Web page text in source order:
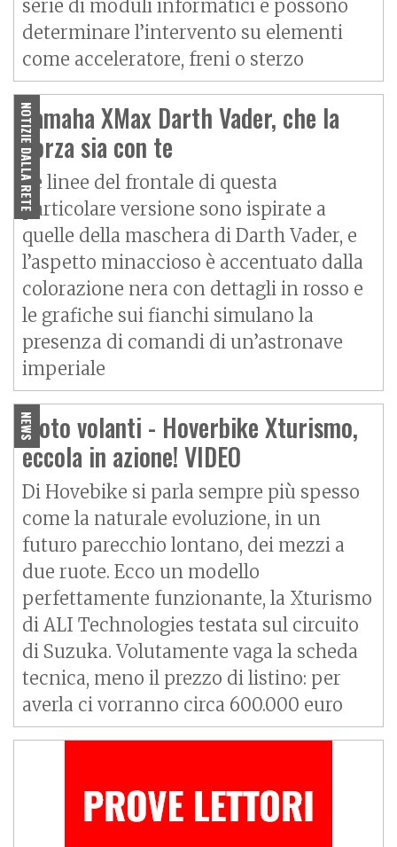
serie di moduli informatici e possono
determinare l’intervento su elementi
come acceleratore, freni o sterzo
NOTIZIE DALLA RETE
Yamaha XMax Darth Vader, che la
Forza sia con te
Le linee del frontale di questa
particolare versione sono ispirate a
quelle della maschera di Darth Vader, e
l’aspetto minaccioso è accentuato dalla
colorazione nera con dettagli in rosso e
le grafiche sui fianchi simulano la
presenza di comandi di un’astronave
imperiale
NEWS
Moto volanti - Hoverbike Xturismo,
eccola in azione! VIDEO
Di Hovebike si parla sempre più spesso
come la naturale evoluzione, in un
futuro parecchio lontano, dei mezzi a
due ruote. Ecco un modello
perfettamente funzionante, la Xturismo
di ALI Technologies testata sul circuito
di Suzuka. Volutamente vaga la scheda
tecnica, meno il prezzo di listino: per
averla ci vorranno circa 600.000 euro